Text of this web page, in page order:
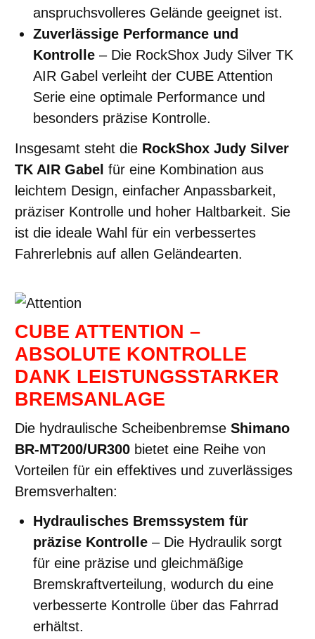
anspruchsvolleres Gelände geeignet ist.
Zuverlässige Performance und
Kontrolle– Die RockShox Judy Silver TK
AIR Gabel verleiht der CUBE Attention
Serie eine optimale Performance und
besonders präzise Kontrolle.
Insgesamt steht die RockShox Judy Silver
TK AIR Gabel für eine Kombination aus
leichtem Design, einfacher Anpassbarkeit,
präziser Kontrolle und hoher Haltbarkeit. Sie
ist die ideale Wahl für ein verbessertes
Fahrerlebnis auf allen Geländearten.
CUBE ATTENTION –
ABSOLUTE KONTROLLE
DANK LEISTUNGSSTARKER
BREMSANLAGE
Die hydraulische Scheibenbremse Shimano
BR-MT200/UR300 bietet eine Reihe von
Vorteilen für ein effektives und zuverlässiges
Bremsverhalten:
Hydraulisches Bremssystem für
präzise Kontrolle– Die Hydraulik sorgt
für eine präzise und gleichmäßige
Bremskraftverteilung, wodurch du eine
verbesserte Kontrolle über das Fahrrad
erhältst.